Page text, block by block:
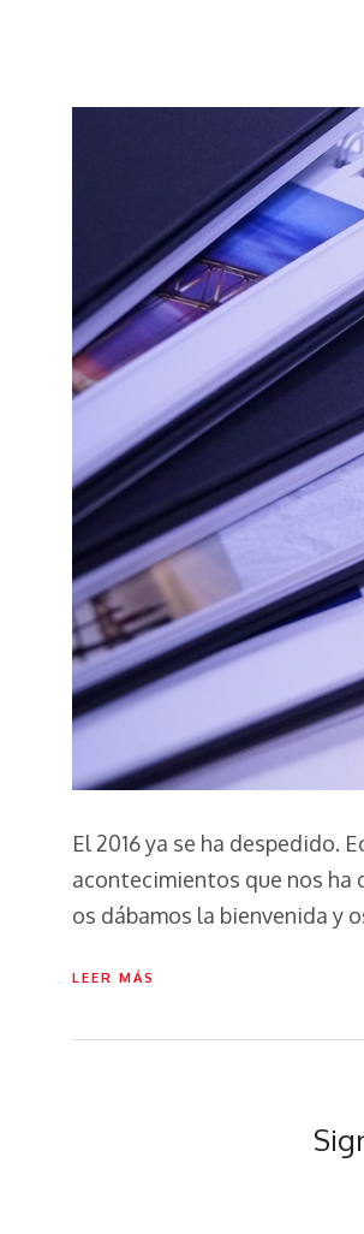
El 2016 ya se ha despedido.
acontecimientos que nos ha
os dábamos la bienvenida y
LEER MÁS